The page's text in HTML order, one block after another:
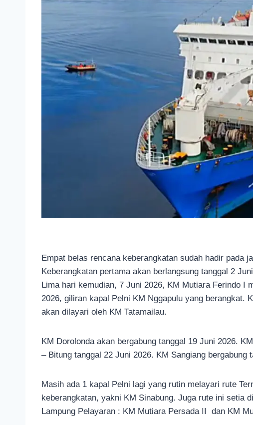
Empat belas rencana keberangkatan sudah hadir pada
Keberangkatan pertama akan berlangsung tanggal 2
Lima hari kemudian, 7 Juni 2026, KM Mutiara Ferindo I
2026, giliran kapal Pelni KM Nggapulu yang berangkat.
akan dilayari oleh KM Tatamailau.
KM Dorolonda akan bergabung tanggal 19 Juni 2026.
– Bitung tanggal 22 Juni 2026. KM Sangiang bergabung
Masih ada 1 kapal Pelni lagi yang rutin melayari rute
keberangkatan, yakni KM Sinabung. Juga rute ini setia
Lampung Pelayaran : KM Mutiara Persada II dan KM